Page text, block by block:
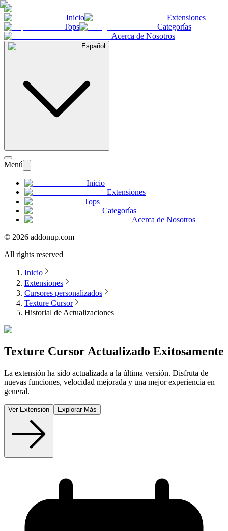
Inicio
Extensiones
Tops
Categorías
Acerca de Nosotros
Español
Menú
Inicio
Extensiones
Tops
Categorías
Acerca de Nosotros
© 2026 addonup.com
All rights reserved
Inicio
Extensiones
Cursores personalizados
Texture Cursor
Historial de Actualizaciones
Texture Cursor Actualizado Exitosamente
La extensión ha sido actualizada a la última versión. Disfruta de
nuevas funciones, velocidad mejorada y una mejor experiencia en
general.
Ver Extensión Explorar Más